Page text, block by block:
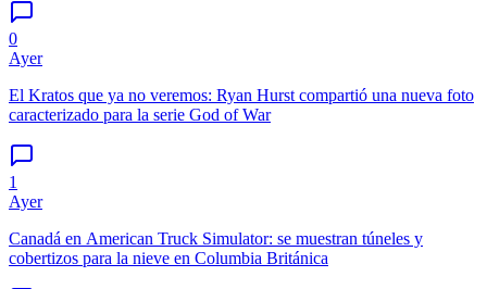
0
Ayer
El Kratos que ya no veremos: Ryan Hurst compartió una nueva foto
caracterizado para la serie God of War
1
Ayer
Canadá en American Truck Simulator: se muestran túneles y
cobertizos para la nieve en Columbia Británica